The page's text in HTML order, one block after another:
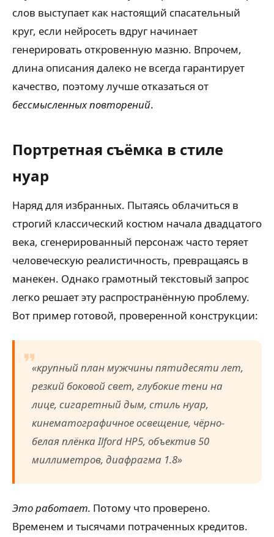
слов выступает как настоящий спасательный
круг, если нейросеть вдруг начинает
генерировать откровенную мазню. Впрочем,
длина описания далеко не всегда гарантирует
качество, поэтому лучше отказаться от
бессмысленных повторений.
Портретная съёмка в стиле
нуар
Наряд для избранных. Пытаясь облачиться в
строгий классический костюм начала двадцатого
века, сгенерированный персонаж часто теряет
человеческую реалистичность, превращаясь в
манекен. Однако грамотный текстовый запрос
легко решает эту распространённую проблему.
Вот пример готовой, проверенной конструкции:
«крупный план мужчины пятидесяти лет,
резкий боковой свет, глубокие тени на
лице, сигаретный дым, стиль нуар,
кинематографичное освещение, чёрно-
белая плёнка Ilford HP5, объектив 50
миллиметров, диафрагма 1.8»
Это работает. Потому что проверено.
Временем и тысячами потраченных кредитов.